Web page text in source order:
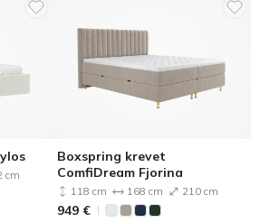
cm
Boxspring krevet
ComfiDream Fjorina
118 cm 168 cm 210 cm
949 €